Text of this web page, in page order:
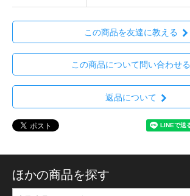
この商品を友達に教える
この商品について問い合わせる
返品について
ほかの商品を探す